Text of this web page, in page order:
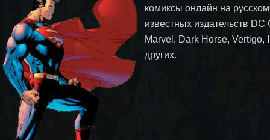
комиксы онлайн на
известных издательств DC
Marvel, Dark Horse, Vertigo,
других.